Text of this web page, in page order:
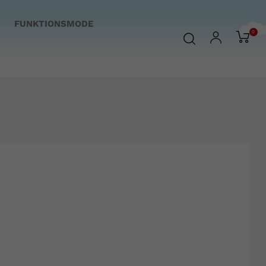
FUNKTIONSMODE
0